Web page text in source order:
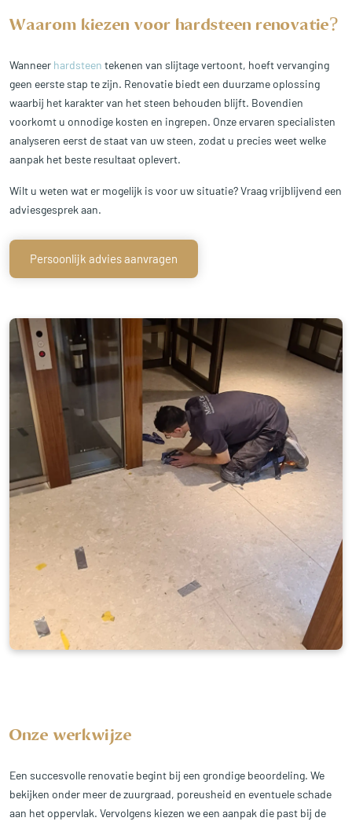
Waarom kiezen voor hardsteen renovatie?
Wanneer hardsteen tekenen van slijtage vertoont, hoeft vervanging
geen eerste stap te zijn. Renovatie biedt een duurzame oplossing
waarbij het karakter van het steen behouden blijft. Bovendien
voorkomt u onnodige kosten en ingrepen. Onze ervaren specialisten
analyseren eerst de staat van uw steen, zodat u precies weet welke
aanpak het beste resultaat oplevert.
Wilt u weten wat er mogelijk is voor uw situatie? Vraag vrijblijvend een
adviesgesprek aan.
Persoonlijk advies aanvragen
Onze werkwijze
Een succesvolle renovatie begint bij een grondige beoordeling. We
bekijken onder meer de zuurgraad, poreusheid en eventuele schade
aan het oppervlak. Vervolgens kiezen we een aanpak die past bij de